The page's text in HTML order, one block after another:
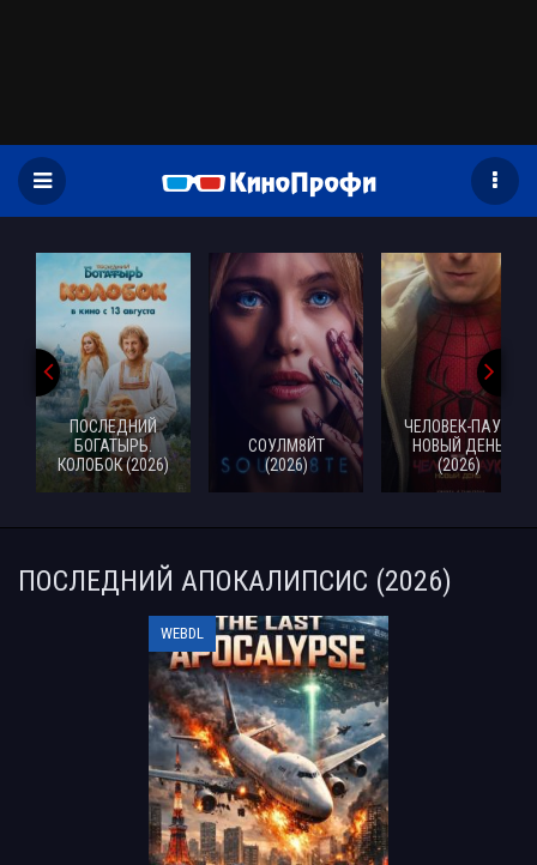
ПОСЛЕДНИЙ
БОГАТЫРЬ.
КОЛОБОК (2026)
СОУЛМ8ЙТ
(2026)
ЧЕЛОВЕК-ПАУК:
НОВЫЙ ДЕНЬ
(2026)
ПОСЛЕДНИЙ АПОКАЛИПСИС (2026)
WEBDL